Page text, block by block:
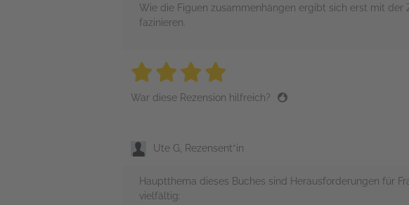
Wie die Figuen zusammenhängen ergibt sich erst mit der
fazinieren.
4 stars
4 stars
4 stars
War diese Rezension hilfreich?
Ute G, Rezensent*in
Hauptthema dieses Buches sind Herausforderungen für
vielfältig: